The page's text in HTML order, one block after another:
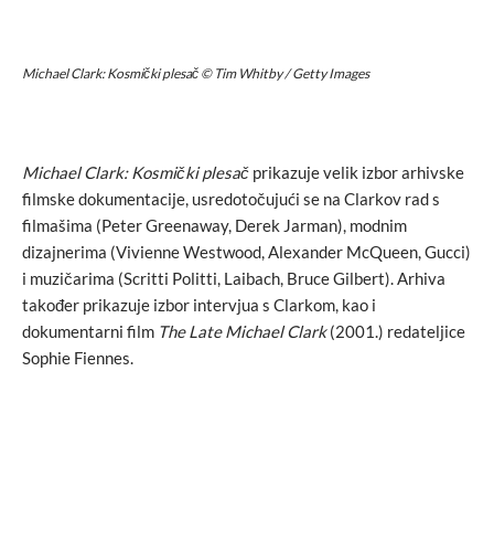
Michael Clark: Kosmički plesač © Tim Whitby / Getty Images
Michael Clark: Kosmički plesač prikazuje velik izbor arhivske
filmske dokumentacije, usredotočujući se na Clarkov rad s
filmašima (Peter Greenaway, Derek Jarman), modnim
dizajnerima (Vivienne Westwood, Alexander McQueen, Gucci)
i muzičarima (Scritti Politti, Laibach, Bruce Gilbert). Arhiva
također prikazuje izbor intervjua s Clarkom, kao i
dokumentarni film The Late Michael Clark(2001.) redateljice
Sophie Fiennes.